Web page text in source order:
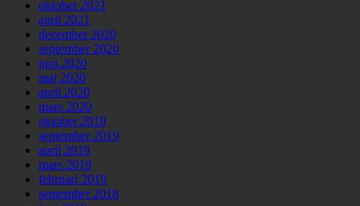
oktober 2021
april 2021
december 2020
september 2020
juni 2020
maj 2020
april 2020
mars 2020
oktober 2019
september 2019
april 2019
mars 2019
februari 2019
september 2018